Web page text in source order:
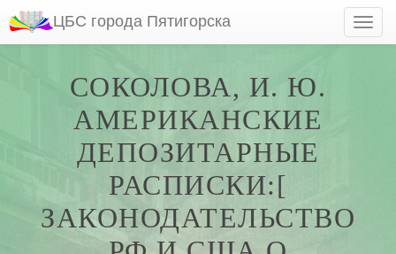
ЦБС города Пятигорска
СОКОЛОВА, И. Ю.
АМЕРИКАНСКИЕ
ДЕПОЗИТАРНЫЕ
РАСПИСКИ:[
ЗАКОНОДАТЕЛЬСТВО